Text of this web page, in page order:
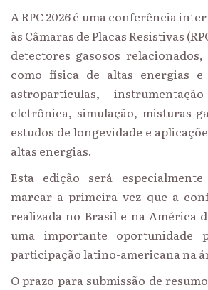
A RPC 2026 é uma conferência
às Câmaras de Placas Resistivas
detectores gasosos
como física de altas energias e
astropartículas,
eletrônica, simulação, misturas
estudos de longevidade e
altas energias.
Esta edição será
marcar a primeira vez que a
realizada no Brasil e na América
uma importante oportunidade
participação latino-americana na
O prazo para submissão de